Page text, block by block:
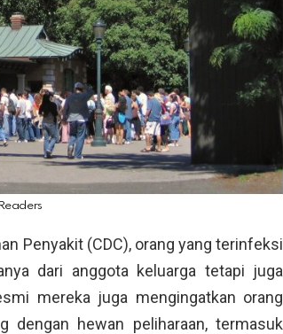
Penyakit (CDC), orang yang terinfeksi
dari anggota keluarga tetapi juga
mereka juga mengingatkan orang
dengan hewan peliharaan, termasuk